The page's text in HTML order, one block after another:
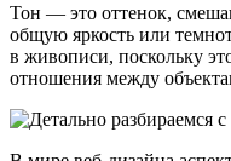
Тон — это оттенок,
общую яркость или
в живописи, поскольку
отношения между